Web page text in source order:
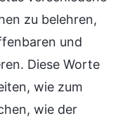
zu belehren,
und
Diese Worte
wie zum
wie der